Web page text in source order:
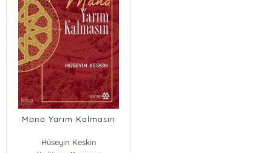
Mana Yarım Kalmasın
Hüseyin Keskin